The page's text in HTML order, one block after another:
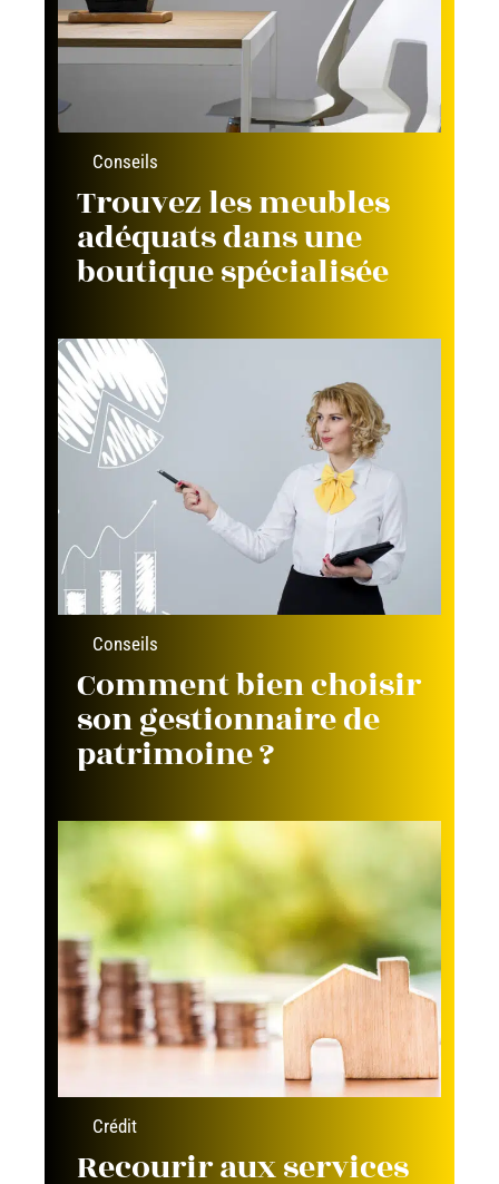
Conseils
Trouvez les meubles
adéquats dans une
boutique spécialisée
Conseils
Comment bien choisir
son gestionnaire de
patrimoine ?
Crédit
Recourir aux services